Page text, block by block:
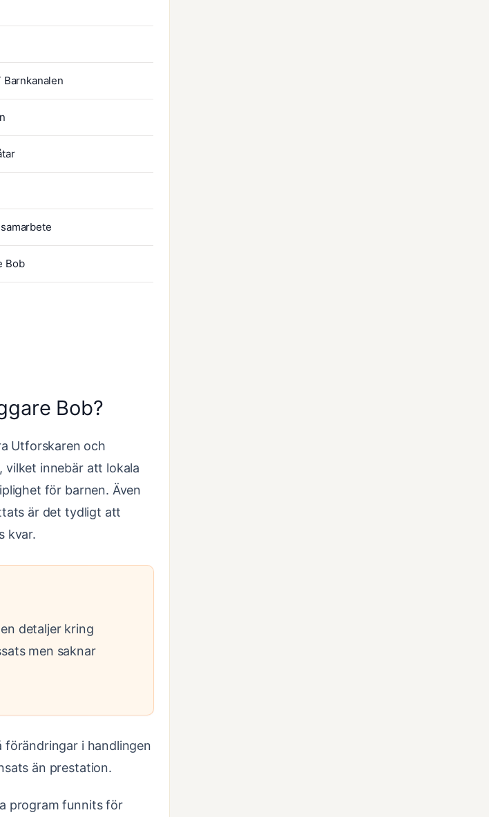
Barnkanalen
Bob
Bob?
Utforskaren och
vilket innebär att lokala
för barnen. Även
är det tydligt att
kvar.
detaljer kring
men saknar
förändringar i handlingen
än prestation.
program funnits för